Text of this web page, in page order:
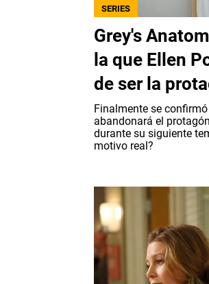
SERIES
Grey's
la que Ellen
de ser la
Finalmente se
abandonará el
durante su siguiente
motivo real?